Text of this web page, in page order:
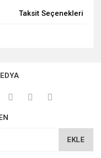
Taksit Seçenekleri
EKLE